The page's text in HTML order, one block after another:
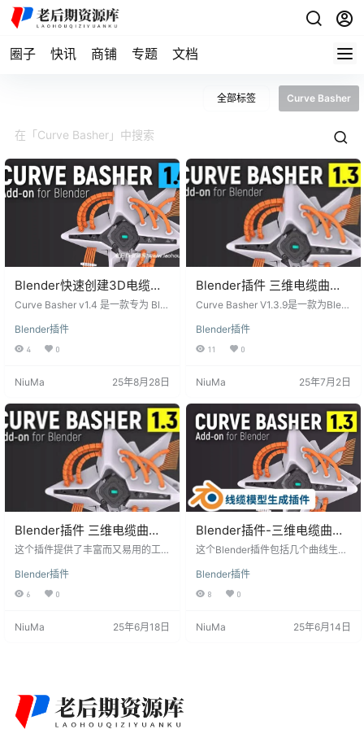
圈子 快讯 商铺 专题 文档
全部标签 Curve Basher
Blender快速创建3D电缆曲
线生成插件 Curve Basher
Curve Basher v1.4 是一款专为 Ble
件，内置多种曲线生成器和 Kitbash
ing 工具。插件功能丰富，但操作简
景、工业设计、游戏道具等多种项
置多种曲线生成器，满足不同的设
计需求。 Kitbashing 工具：提供 Kit
bashing 工具，快速拼接复杂…
Blender插件
4 0
NiuMa 25年8月28日
Blender插件 三维电缆曲线
链接生成器 Curve Basher
Curve Basher V1.3.9是一款为Blen
成器和kitbashing工具，让用户轻松
创建复杂的三维电缆和链接效果。
提供了丰富的选择和直观的操作。
曲线。 Wire Generator支持网格和
阵列模式，适用于不同场景，如服
务器电缆效果。 在Wire Genera…
Blender插件
11 0
NiuMa 25年7月2日
Blender插件 三维电缆曲线
链接生成器 Curve Basher
这个插件提供了丰富而又易用的工
道。特别适合场景搭建和机械设
计。学习曲线也不 steep,功能虽强
大但还是比较易用的。一个非常有
得试用和学习。 Blender插件介绍
格模型表面自由…
Blender插件
6 0
NiuMa 25年6月18日
Blender插件-三维电缆曲线
链接生成器 Curve Basher
这个Blender插件包括几个曲线生成
择，但同时也非常容易使用。 支持B
lender 2.90、2.91、2.92、2.93 LT
S（目前不支持 2.83 LTS） 在网格
erator 也有网格/阵列模式（想想服
Blender插件
8 0
NiuMa 25年6月14日